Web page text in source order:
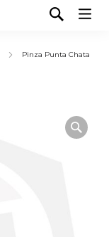
Pinza Punta Chata